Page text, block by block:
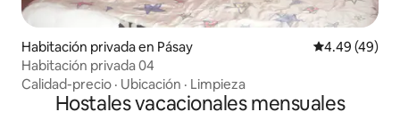
Habitación privada en Pásay Calificación
4.49 (49)
Habitación privada 04
Calidad-precio · Ubicación · Limpieza
Hostales vacacionales mensuales